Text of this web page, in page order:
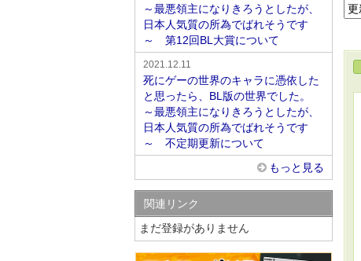
～最悪領主になりきろうとしたが、
日本人気質の所為でばれそうです
～ 第12回BL大賞について
2021.12.11
死にゲーの世界のキャラに憑依した
と思ったら、BL版の世界でした。
～最悪領主になりきろうとしたが、
日本人気質の所為でばれそうです
～ 不定期更新について
もっと見る
関連リンク
まだ登録がありません